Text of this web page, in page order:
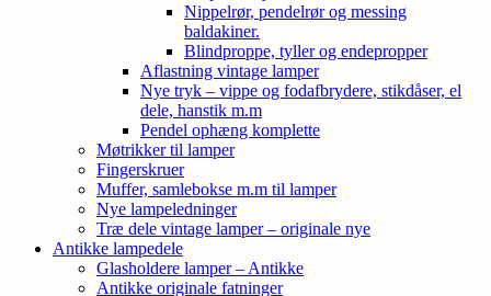
Nippelrør, pendelrør og messing
baldakiner.
Blindproppe, tyller og endepropper
Aflastning vintage lamper
Nye tryk – vippe og fodafbrydere, stikdåser, el
dele, hanstik m.m
Pendel ophæng komplette
Møtrikker til lamper
Fingerskruer
Muffer, samlebokse m.m til lamper
Nye lampeledninger
Træ dele vintage lamper – originale nye
Antikke lampedele
Glasholdere lamper – Antikke
Antikke originale fatninger